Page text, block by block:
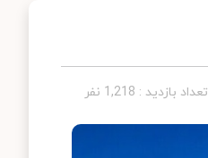
تعداد بازدید : 1,218 نفر